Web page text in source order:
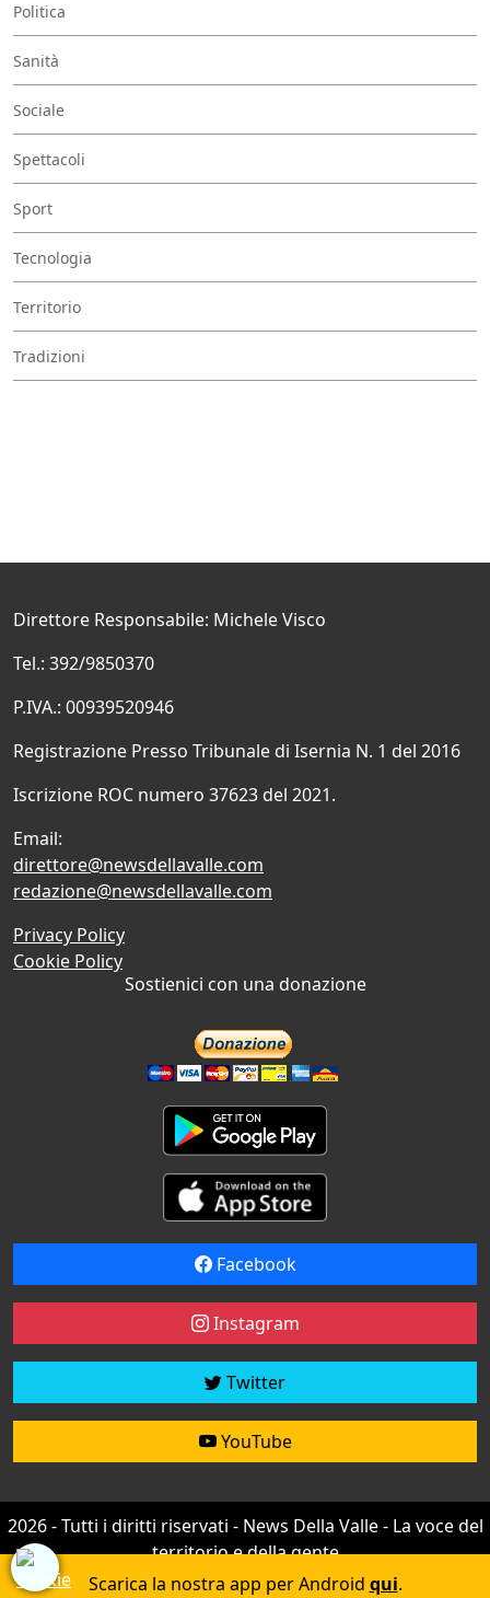
Politica
Sanità
Sociale
Spettacoli
Sport
Tecnologia
Territorio
Tradizioni
Direttore Responsabile: Michele Visco
Tel.: 392/9850370
P.IVA.: 00939520946
Registrazione Presso Tribunale di Isernia N. 1 del 2016
Iscrizione ROC numero 37623 del 2021.
Email:
direttore@newsdellavalle.com
redazione@newsdellavalle.com
Privacy Policy
Cookie Policy
Sostienici con una donazione
Facebook
Instagram
Twitter
YouTube
2026 - Tutti i diritti riservati - News Della Valle - La voce del
territorio e della gente
Credit by efree
Scarica la nostra app per Android qui.